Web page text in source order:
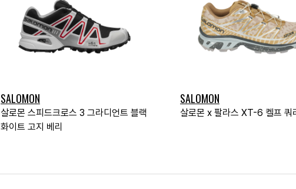
SALOMON
살로몬 스피드크로스 3 그라디언트 블랙
화이트 고지 베리
SALOMON
살로몬 x 팔라스 XT-6 켈프 쿼